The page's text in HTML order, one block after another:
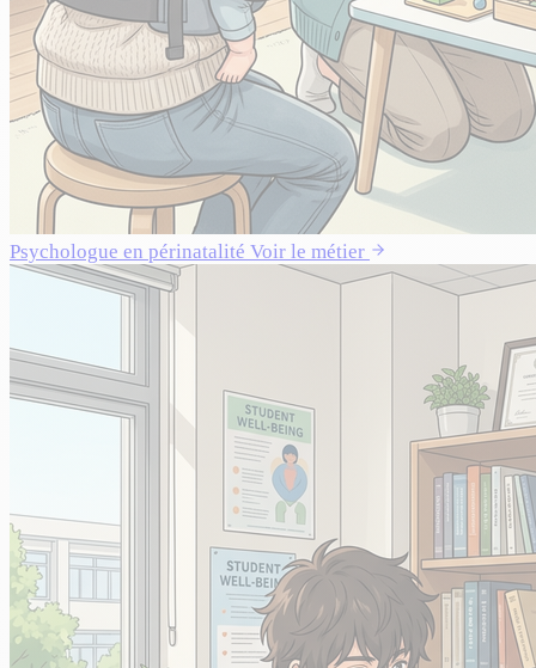
Psychologue en périnatalité Voir le métier